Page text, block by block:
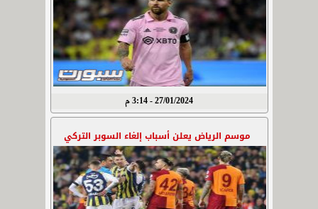
27/01/2024 - 3:14 م
موسم الرياض يعلن أسباب إلغاء السوبر التركي